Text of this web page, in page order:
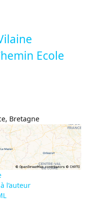
Ecole
, Bretagne
l’auteur